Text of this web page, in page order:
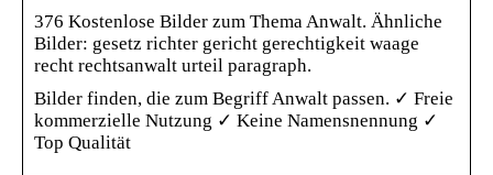
376 Kostenlose Bilder zum Thema Anwalt. Ähnliche
Bilder: gesetz richter gericht gerechtigkeit waage
recht rechtsanwalt urteil paragraph.
Bilder finden, die zum Begriff Anwalt passen. ✓ Freie
kommerzielle Nutzung ✓ Keine Namensnennung ✓
Top Qualität